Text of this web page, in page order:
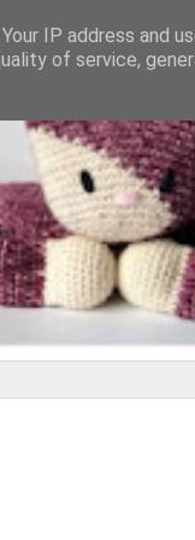
IP address and
of service,